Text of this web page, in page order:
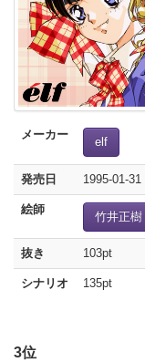
メーカー
elf
発売日 1995-01-31
絵師
竹井正樹
抜き 103pt
シナリオ 135pt
3位